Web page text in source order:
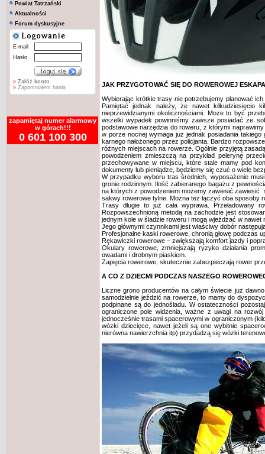
Powiat Tatrzański
Aktualności
Forum dyskusyjne
E-mail
Hasło
» Załóż konto
» Zapomniałem hasła
zapamiętaj numer alarmowy
w górach!!!
0 601 100 300
JAK PRZYGOTOWAĆ SIĘ DO ROWEROWEJ
Wybierając krótkie trasy nie potrzebujemy planować
Pamiętać jednak należy, że nawet
nieprzewidzianymi okolicznościami. Może to być
wszelki wypadek powinniśmy zawsze posiadać ze
podstawowe narzędzia do roweru, z którymi
w porze nocnej wymaga już jednak posiadania
karnego nałożonego przez policjanta. Bardzo
różnych miejscach na rowerze. Ogólnie przyjętą
powodzeniem zmieszczą na przykład pelerynę
przechowywane w miejscu, które stale mamy pod
dokumenty lub pieniądze, będziemy się czuć o wiele
W przypadku wyboru tras średnich, wyposażenie
gronie rodzinnym. Ilość zabieranego bagażu z
na których z powodzeniem możemy zawiesićzawiesić
sakwy rowerowe tylne. Można też łączyć oba sposoby
Trasy długie to już cała wyprawa.
Rozpowszechnioną metodą na zachodzie jest
jednym kole w śladzie roweru i mogą wjeżdżać w
Jego głównymi czynnikami jest właściwy dobór
Profesjonalne kaski rowerowe, chronią głowę podczas
Rękawiczki rowerowe – zwiększają komfort jazdy i
Okulary rowerowe, zmniejszają ryzyko działania
owadami i drobnym piaskiem.
Zapięcia rowerowe, skutecznie zabezpieczają rower
A CO Z DZIECMI PODCZAS NASZEGO
Liczne grono producentów na całym świecie już
samodzielnie jeździć na rowerze, to mamy do
podpinane są do jednośladu. W ostateczności
ograniczone pole widzenia, ważne z uwagi na
jednocześnie trasami spacerowymi w ograniczonym
wózki dziecięce, nawet jeżeli są one wybitnie
nierówna nawierzchnia itp) przydadzą się wózki